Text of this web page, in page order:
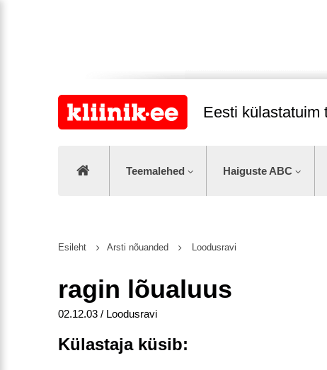
Eesti külastatuim
Teemalehed Haiguste ABC
Esileht Arsti nõuanded Loodusravi
ragin lõualuus
02.12.03 / Loodusravi
Külastaja küsib: